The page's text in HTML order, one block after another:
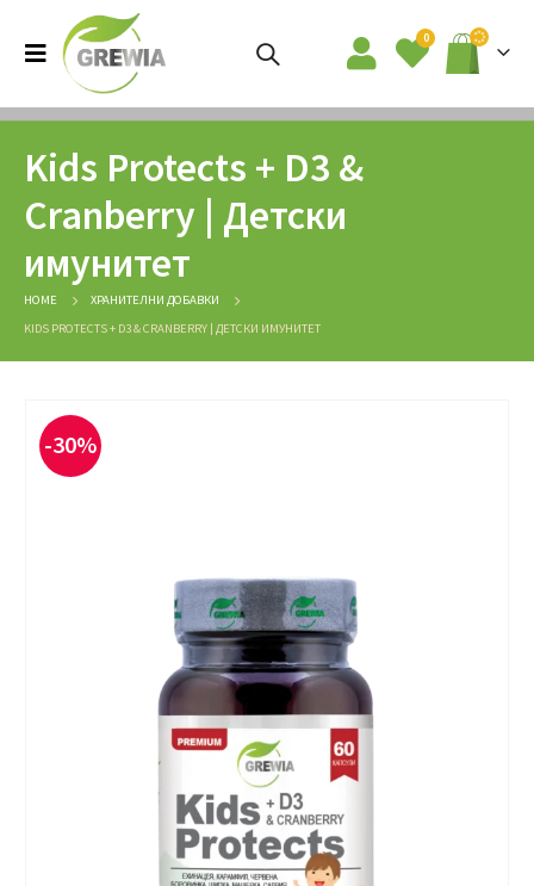
0
Kids Protects + D3 &
Cranberry | Детски
имунитет
HOME
ХРАНИТЕЛНИ ДОБАВКИ
KIDS PROTECTS + D3 & CRANBERRY | ДЕТСКИ ИМУНИТЕТ
-30%